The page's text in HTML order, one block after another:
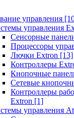
управления
управления
Сенсорные
Процессоры
Лючки Extron [13]
Контроллеры
Кнопочные
Сетевые
Контроллеры
Extron [1]
управления